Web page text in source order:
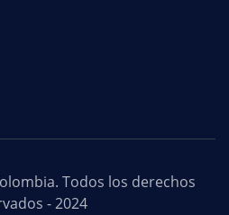
Todos los derechos
- 2024